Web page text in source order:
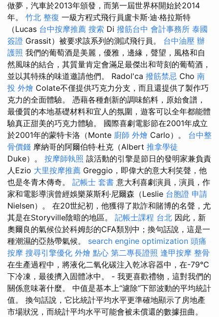
做夢，汽車於2013年頒發，而第一屆世界杯開始於2014
年。 竹北 整復 一級方程式飛行員盧卡斯·迪·格拉斯特
（Lucas 台中按摩推薦 搜索 Di 撥筋台中 會計事務所 泰國
簽證 Grassit）被要求該系列的測試飛行員。 台中油壓 辦
護照 我們的葡萄酒是美麗，優雅，邊緣，聲望，風格和自
然風味的結合，其質量肯定會滿足最傑出和苛刻的葡萄酒，
並以其特殊的味道邀請他們。 Radol'ca 撥筋禁忌 Cho 南
投 外燴 Colate不僅提供巧克力分支，而且還提供了製作巧
克力的全面體驗。 憑藉各種創新的調味餡料，原始食譜，
最優質的本地基礎材料和宜人的氛圍，遊客可以全年都能體
驗真正甜美的巧克力體驗。 國際喜劇電影節在2001年成立
於2001年的蒙特卡洛（Monte 廚師 外燴 Carlo）。 台中整
骨價錢 摩納哥的阿爾伯特·杜克（Albert 推拿學徒
Duke）。 按摩師執照 該活動的引擎是節日的發明家兼負責
人Ezio 大里按摩推薦 Greggio，即偉大的意大利笑聲，他
也是冬青木傳奇。 記帳士 套書 意大利喜劇演員，演員，作
家和電影導演曾經娛樂萊斯利·尼爾森（Leslie 台胞證 申請
Nielsen）。 在20世紀初，他獲得了欺詐和賭博的名聲，尤
其是在Storyville陰暗的地區。 記帳士課程 台北 因此，新
奧爾良的氣候位於科姆彭的CFA類別中；換句話說，這是一
種潮濕的亞熱帶氣候。 search engine optimization 頭痛
按摩 搜尋引擎優化 外燴 點心 第二專長證照 逢甲按摩 整骨
在生產過程中，將液化二氧化碳注入乾冰容器中，在-79°C
下冷凍，最後擠入固體冰中。 - 我更喜歡禮物，這對我們的
關係意味著什麼。 中值是基本上“濾除”下部波動的平均統計
值。 換句話說，它比統計平均水平更準確地顯示了房地產
市場狀況，而統計平均水平可能會被未償還的數據扭曲。